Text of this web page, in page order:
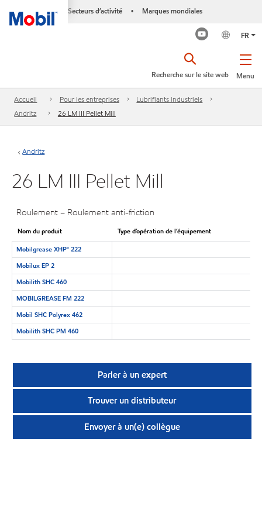
Secteurs d’activité • Marques mondiales
FR
Menu
Recherche sur le site web
Accueil Pour les entreprises
Lubrifiants industriels
Andritz
26 LM III Pellet Mill
Andritz
26 LM III Pellet Mill
Roulement – Roulement anti-friction
Nom du produit
Type d’opération de l’équipement
Mobilgrease XHP🅪 222
Mobilux EP 2
Mobilith SHC 460
MOBILGREASE FM 222
Mobil SHC Polyrex 462
Mobilith SHC PM 460
Parler à un expert
Trouver un distributeur
Envoyer à un(e) collègue